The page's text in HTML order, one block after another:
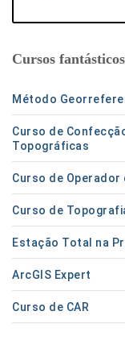
Cursos fantásticos
Método
Curso de
Topográficas
Curso de Operador
Curso de
Estação Total na
ArcGIS Expert
Curso de CAR